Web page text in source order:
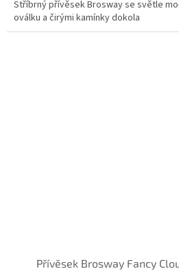
Stříbrný přívěsek Brosway se světle
oválku a čirými kamínky dokola
Přívěsek Brosway Fancy